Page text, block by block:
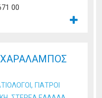
00
ΧΑΡΑΛΑΜΠΟΣ
, ΓΙΑΤΡΟΙ